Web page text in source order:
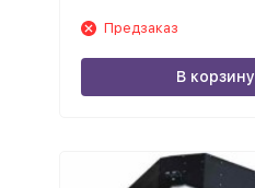
Предзаказ
В корзину